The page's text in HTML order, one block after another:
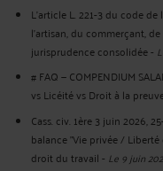
L’article L. 221-3 du code
l’artisan, du commerçant,
jurisprudence consolidée-
# FAQ — COMPENDIUM
vs Licéité vs Droit à la
Cass. civ. 1ère 3 juin 2026,
balance "Vie privée /
droit du travail- Le 9 juin